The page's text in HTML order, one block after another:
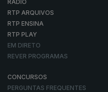
RÁDIO
RTP ARQUIVOS
RTP ENSINA
RTP PLAY
EM DIRETO
REVER PROGRAMAS
CONCURSOS
PERGUNTAS FREQUENTES